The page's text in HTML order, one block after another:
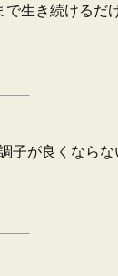
生き続けるだ
子が良くなら